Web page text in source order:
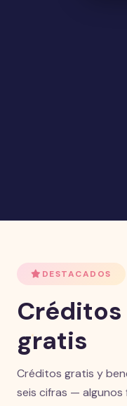
DESTACADOS
gratis
Créditos gratis y
seis cifras —